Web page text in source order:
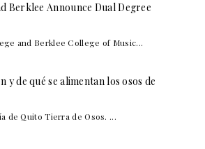
Berklee Announce Dual Degree
and Berklee College of Music...
y de qué se alimentan los osos de
de Quito Tierra de Osos. ...